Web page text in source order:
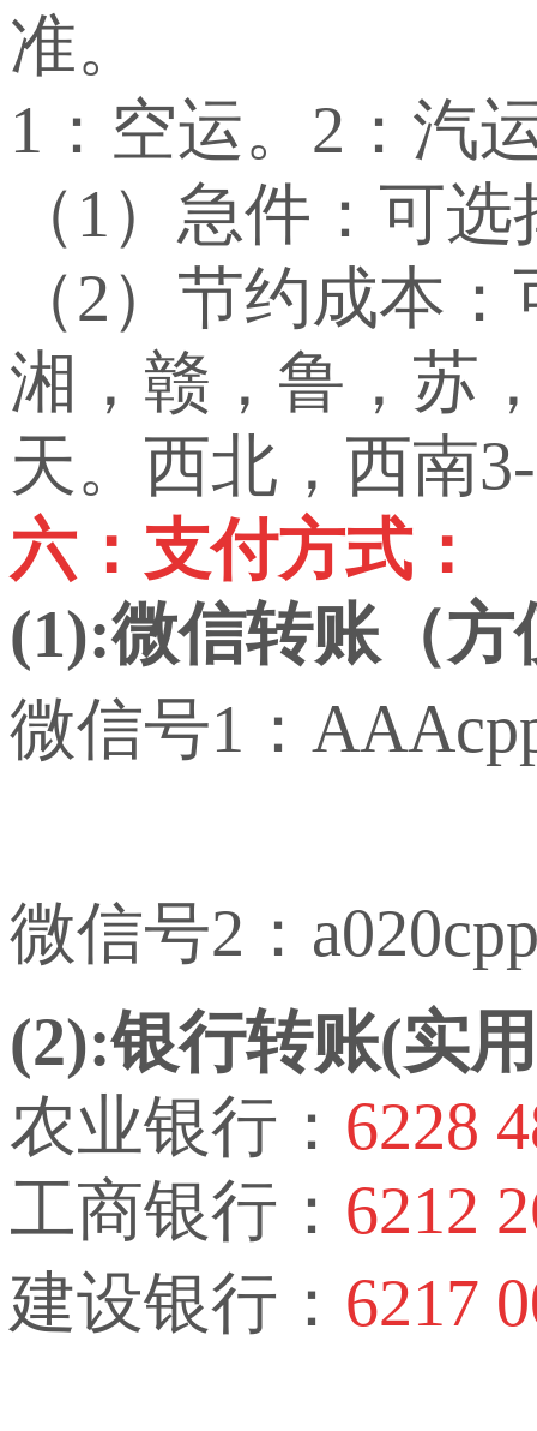
准。
1：空运。2：汽
（1）急件：可
（2）节约成本
湘，赣，鲁，苏
天。西北，西南
六：支付方式：
(1):微信转账（方
微信号1：
微信号2：
(2):银行转账(实
农业银行： 6228
工商银行： 6212
建设银行： 6217